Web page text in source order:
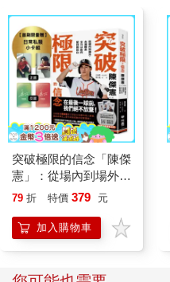
突破極限的信念「陳傑
憲」：從場內到場外，
台灣隊長全力以赴的堅
「日常私服小卡組」）
79 折 特價 379 元
加入購物車